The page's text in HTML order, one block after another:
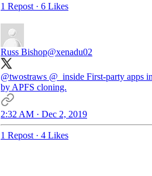
1 Repost · 6 Likes
Russ Bishop@xenadu02
@twostraws @_inside First-party apps
by APFS cloning.
2:32 AM · Dec 2, 2019
1 Repost · 4 Likes